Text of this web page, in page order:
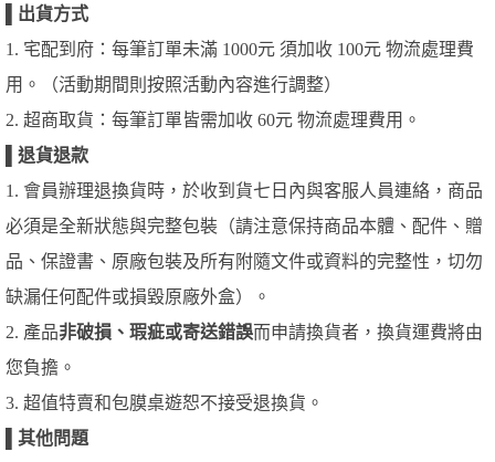
出貨方式
1. 宅配到府：每筆訂單未滿 1000元 須加收 100元 物流處理費
用。（活動期間則按照活動內容進行調整）
2. 超商取貨：每筆訂單皆需加收 60元 物流處理費用。
退貨退款
1. 會員辦理退換貨時，於收到貨七日內與客服人員連絡，商品
必須是全新狀態與完整包裝（請注意保持商品本體、配件、贈
品、保證書、原廠包裝及所有附隨文件或資料的完整性，切勿
缺漏任何配件或損毀原廠外盒）。
2. 產品非破損、瑕疵或寄送錯誤而申請換貨者，換貨運費將由
您負擔。
3. 超值特賣和包膜桌遊恕不接受退換貨。
其他問題